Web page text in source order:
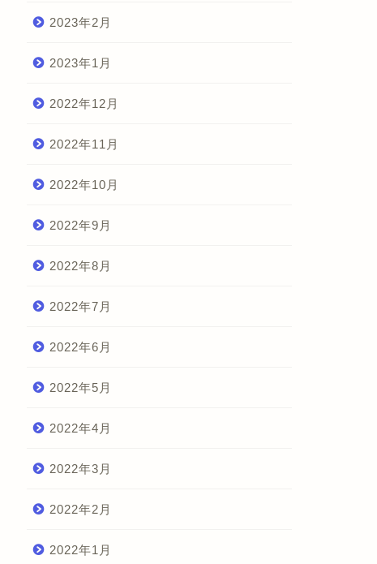
2023年2月
2023年1月
2022年12月
2022年11月
2022年10月
2022年9月
2022年8月
2022年7月
2022年6月
2022年5月
2022年4月
2022年3月
2022年2月
2022年1月